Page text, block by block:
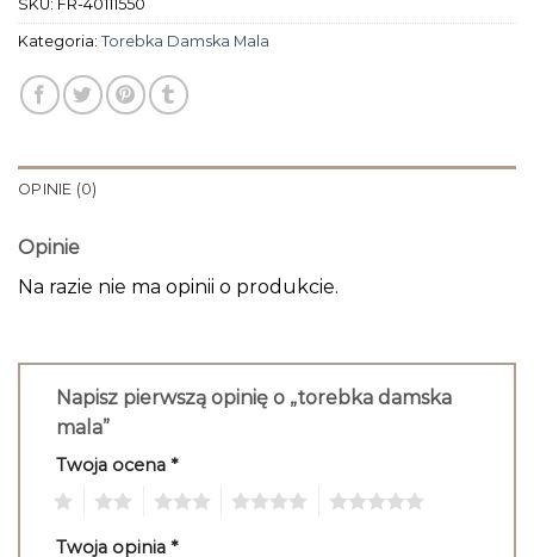
SKU: FR-40111550
Kategoria: Torebka Damska Mala
OPINIE (0)
Opinie
Na razie nie ma opinii o produkcie.
Napisz pierwszą opinię o „torebka damska
mala”
Twoja ocena *
Twoja opinia *